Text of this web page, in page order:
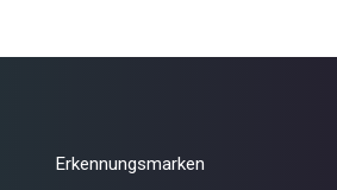
Erkennungsmarken